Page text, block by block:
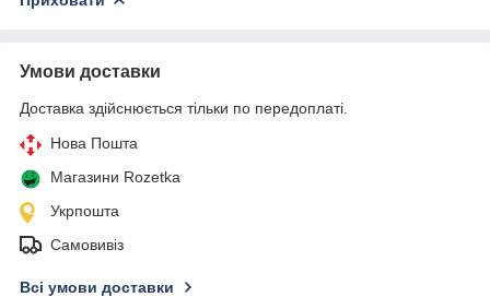
Умови доставки
Доставка здійснюється тільки по передоплаті.
Нова Пошта
Магазини Rozetka
Укрпошта
Самовивіз
Всі умови доставки